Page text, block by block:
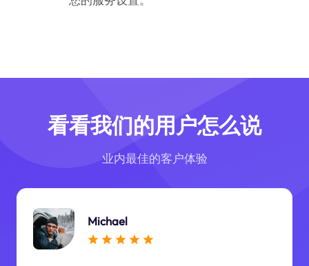
看看我们的用户怎么说
业内最佳的客户体验
Michael